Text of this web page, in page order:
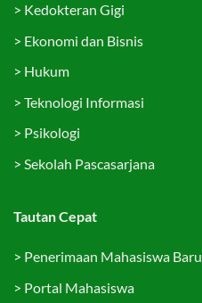
> Kedokteran Gigi
> Ekonomi dan Bisnis
> Hukum
> Teknologi Informasi
> Psikologi
> Sekolah Pascasarjana
Tautan Cepat
> Penerimaan Mahasiswa Baru
> Portal Mahasiswa